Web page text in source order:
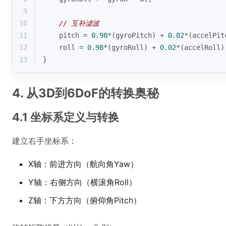
9
10
// 互补滤波
11
    pitch =
0.98*(gyroPitch) + 0.02
12
    roll =
0.98*(gyroRoll) + 0.02
13
}
4. 从3D到6DoF的转换奥秘
4.1 坐标系定义与转换
建立右手坐标系：
X轴：前进方向（航向角Yaw）
Y轴：右侧方向（横滚角Roll）
Z轴：下方方向（俯仰角Pitch）